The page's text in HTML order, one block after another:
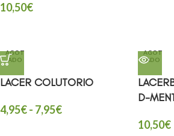
10,50€
AGOT
ADO
LACER COLUTORIO
4,95€- 7,95€
AGOT
ADO
D-
10,50€